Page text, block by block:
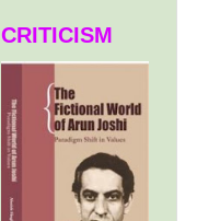
CRITICISM